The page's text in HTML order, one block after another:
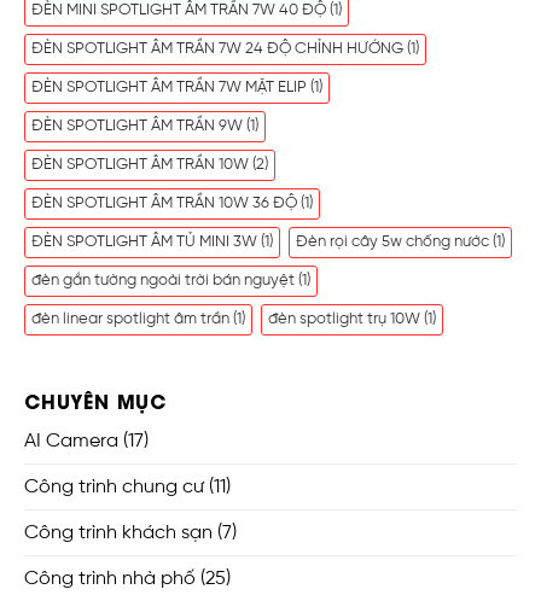
ĐÈN MINI SPOTLIGHT ÂM TRẦN 7W 40 ĐỘ (1)
ĐÈN SPOTLIGHT ÂM TRẦN 7W 24 ĐỘ CHỈNH HƯỚNG (1)
ĐÈN SPOTLIGHT ÂM TRẦN 7W MẶT ELIP (1)
ĐÈN SPOTLIGHT ÂM TRẦN 9W (1)
ĐÈN SPOTLIGHT ÂM TRẦN 10W (2)
ĐÈN SPOTLIGHT ÂM TRẦN 10W 36 ĐỘ (1)
ĐÈN SPOTLIGHT ÂM TỦ MINI 3W (1) Đèn rọi cây 5w chống nước (1)
đèn gắn tường ngoài trời bán nguyệt (1)
đèn linear spotlight âm trần (1) đèn spotlight trụ 10W (1)
CHUYÊN MỤC
AI Camera (17)
Công trình chung cư(11)
Công trình khách sạn (7)
Công trình nhà phố (25)